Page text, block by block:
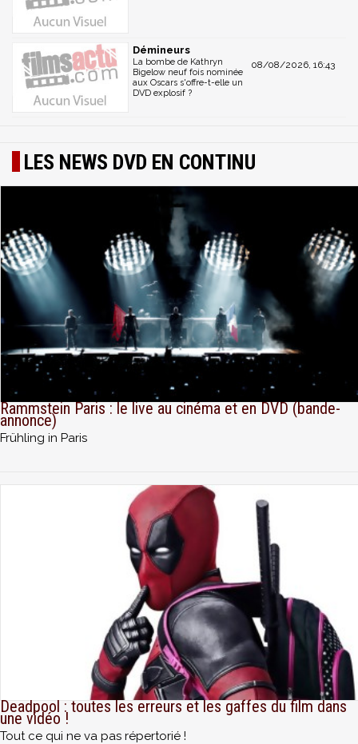
Démineurs
08/08/2026, 16:43
La bombe de Kathryn
Bigelow neuf fois nominée
aux Oscars s'offre-t-elle un
DVD explosif ?
LES NEWS DVD EN CONTINU
Rammstein Paris : le live au cinéma et en DVD (bande-
annonce)
Frühling in Paris
Deadpool : toutes les erreurs et les gaffes du film dans
une vidéo !
Tout ce qui ne va pas répertorié !